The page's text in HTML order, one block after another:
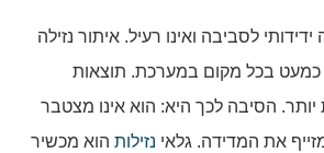
ידידותי לסביבה ואינו רעיל. איתור נזילה
כמעט בכל מקום במערכת. תוצאות
יותר. הסיבה לכך היא: הוא אינו מצטבר
את המדידה. גלאי נזילות הוא מכשיר